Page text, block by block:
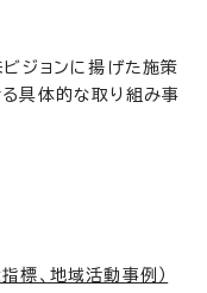
ビジョンに揚げた施策
具体的な取り組み事
標、地域活動事例）